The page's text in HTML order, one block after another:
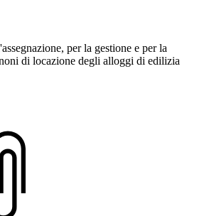
per la gestione e per la
di locazione degli alloggi di edilizia